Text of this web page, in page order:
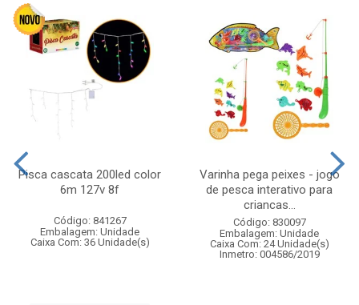
Pisca cascata 200led color
6m 127v 8f
Código: 841267
Embalagem: Unidade
Caixa Com: 36 Unidade(s)
Varinha pega peixes - jogo
de pesca interativo para
criancas...
Código: 830097
Embalagem: Unidade
Caixa Com: 24 Unidade(s)
Inmetro: 004586/2019